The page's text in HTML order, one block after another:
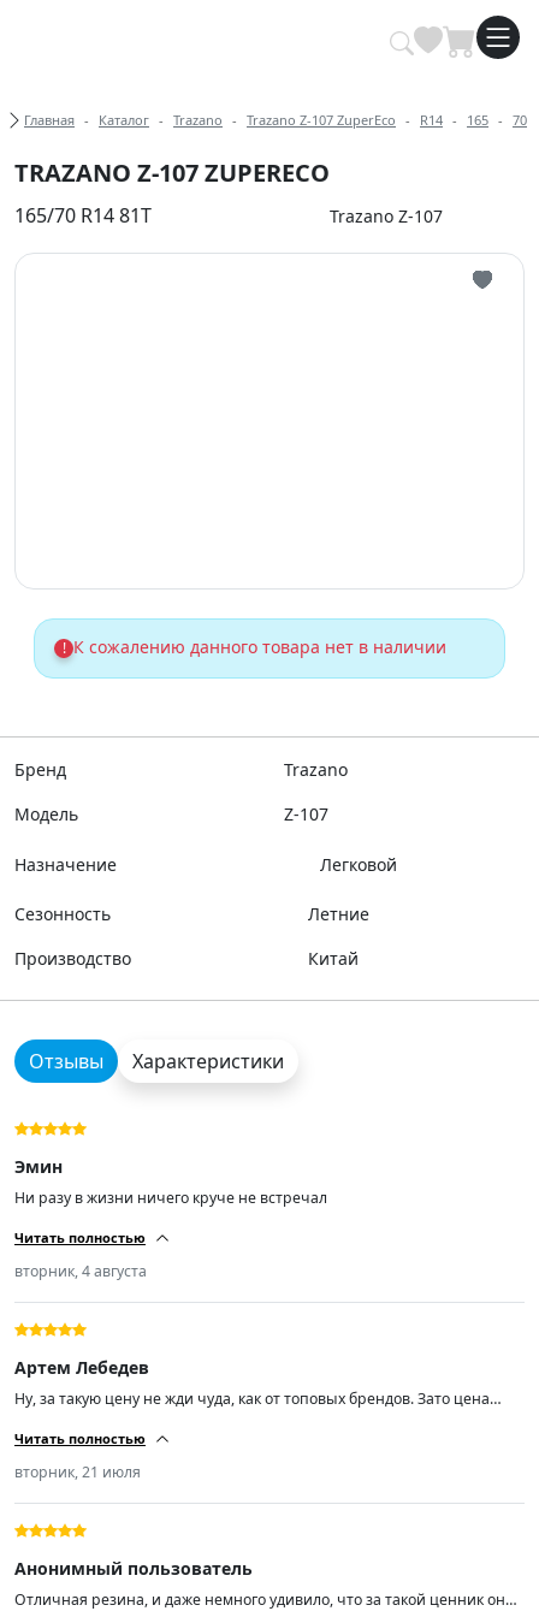
Купить автомобильные шины
Хлебные крошки
Главная Каталог Trazano Trazano Z-107 ZuperEco R14 165 70
TRAZANO Z-107 ZUPERECO
165/70 R14 81T Trazano Z-107
! К сожалению данного товара нет в наличии
Бренд
Trazano
Модель
Z-107
Назначение Легковой
Сезонность
Летние
Производство
Китай
Отзывы Характеристики
Эмин
Ни разу в жизни ничего круче не встречал
Читать полностью
вторник, 4 августа
Артем Лебедев
Ну, за такую цену не жди чуда, как от топовых брендов. Зато цена
нашёл.
Читать полностью
вторник, 21 июля
Анонимный пользователь
Отличная резина, и даже немного удивило, что за такой ценник она